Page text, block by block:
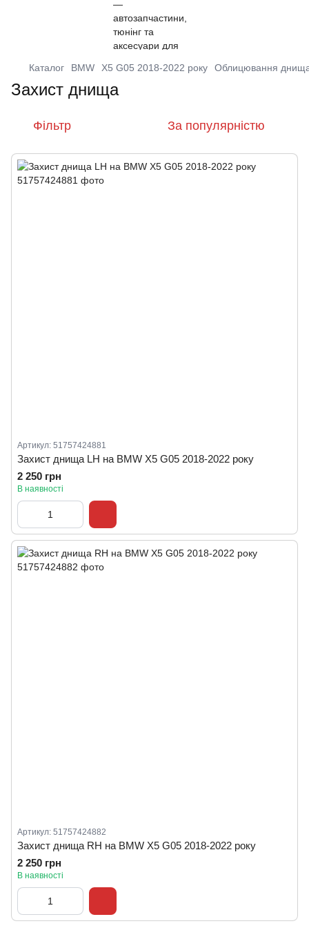
Каталог BMW X5 G05 2018-2022 року Облицювання
Захист днища
Фільтр За популярністю
Артикул: 51757424881
Захист днища LH на BMW X5 G05 2018-2022 року
2 250 грн
В наявності
Артикул: 51757424882
Захист днища RH на BMW X5 G05 2018-2022 року
2 250 грн
В наявності